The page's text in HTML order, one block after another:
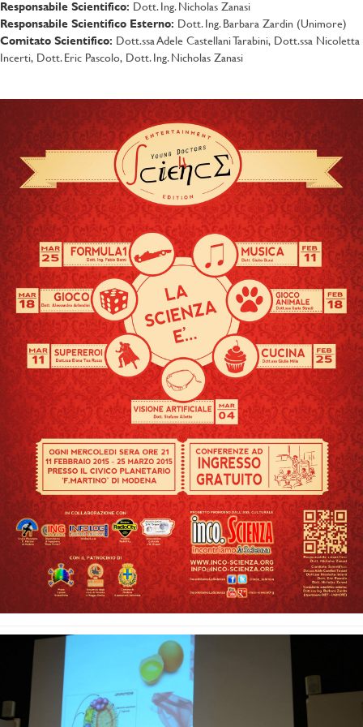
Responsabile Scientifico: Dott. Ing. Nicholas Zanasi
Responsabile Scientifico Esterno: Dott. Ing. Barbara Zardin (Unimore)
Comitato Scientifico: Dott.ssa Adele Castellani Tarabini, Dott.ssa Nicoletta
Incerti, Dott. Eric Pascolo, Dott. Ing. Nicholas Zanasi